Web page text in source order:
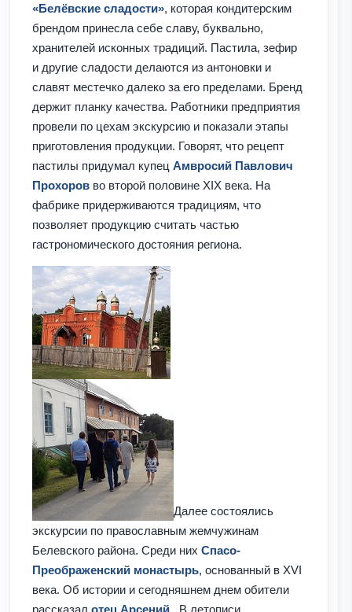
«Белёвские сладости», которая кондитерским
брендом принесла себе славу, буквально,
хранителей исконных традиций. Пастила, зефир
и другие сладости делаются из антоновки и
славят местечко далеко за его пределами. Бренд
держит планку качества. Работники предприятия
провели по цехам экскурсию и показали этапы
приготовления продукции. Говорят, что рецепт
пастилы придумал купец Амвросий Павлович
Прохоров во второй половине XIX века. На
фабрике придерживаются традициям, что
позволяет продукцию считать частью
гастрономического достояния региона.
Далее состоялись
экскурсии по православным жемчужинам
Белевского района. Среди них Спасо-
Преображенский монастырь, основанный в XVI
века. Об истории и сегодняшнем днем обители
рассказал отец Арсений. В летописи